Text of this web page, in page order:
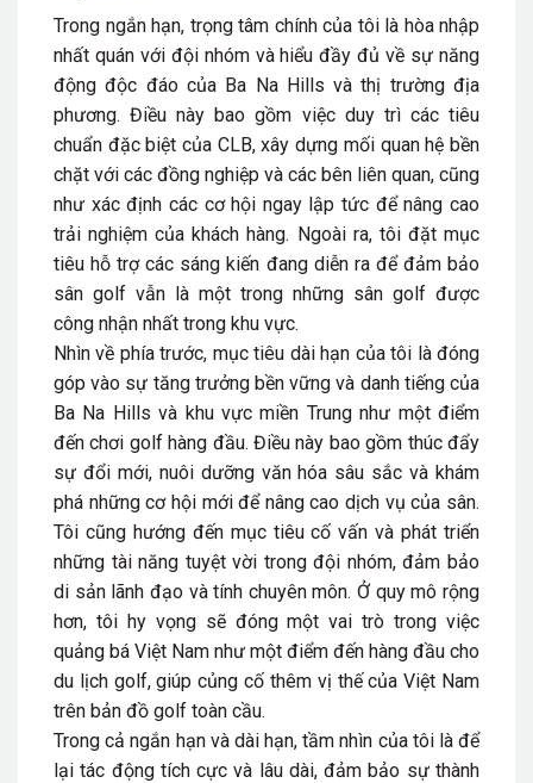
Trong ngắn hạn, trọng tâm chính của tôi là hòa nhập
nhất quán với đội nhóm và hiểu đầy đủ về sự năng
động độc đáo của Ba Na Hills và thị trường địa
phương. Điều này bao gồm việc duy trì các tiêu
chuẩn đặc biệt của CLB, xây dựng mối quan hệ bền
chặt với các đồng nghiệp và các bên liên quan, cũng
như xác định các cơ hội ngay lập tức để nâng cao
trải nghiệm của khách hàng. Ngoài ra, tôi đặt mục
tiêu hỗ trợ các sáng kiến ​​đang diễn ra để đảm bảo
sân golf vẫn là một trong những sân golf được
công nhận nhất trong khu vực.
Nhìn về phía trước, mục tiêu dài hạn của tôi là đóng
góp vào sự tăng trưởng bền vững và danh tiếng của
Ba Na Hills và khu vực miền Trung như một điểm
đến chơi golf hàng đầu. Điều này bao gồm thúc đẩy
sự đổi mới, nuôi dưỡng văn hóa sâu sắc và khám
phá những cơ hội mới để nâng cao dịch vụ của sân.
Tôi cũng hướng đến mục tiêu cố vấn và phát triển
những tài năng tuyệt vời trong đội nhóm, đảm bảo
di sản lãnh đạo và tính chuyên môn. Ở quy mô rộng
hơn, tôi hy vọng sẽ đóng một vai trò trong việc
quảng bá Việt Nam như một điểm đến hàng đầu cho
du lịch golf, giúp củng cố thêm vị thế của Việt Nam
trên bản đồ golf toàn cầu.
Trong cả ngắn hạn và dài hạn, tầm nhìn của tôi là để
lại tác động tích cực và lâu dài, đảm bảo sự thành